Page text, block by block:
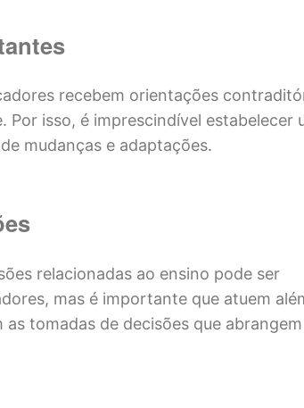
recebem orientações
Por isso, é imprescindível estabelecer
mudanças e adaptações.
relacionadas ao ensino pode ser
mas é importante que atuem
as tomadas de decisões que